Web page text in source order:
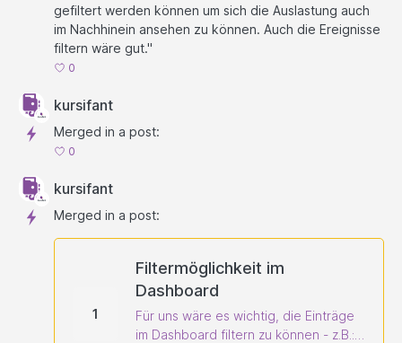
gefiltert werden können um sich die Auslastung auch
im Nachhinein ansehen zu können. Auch die Ereignisse
filtern wäre gut."
0
kursifant
Merged in a post:
0
kursifant
Merged in a post:
1
Filtermöglichkeit im
Dashboard
Für uns wäre es wichtig, die Einträge
im Dashboard filtern zu können - z.B.: